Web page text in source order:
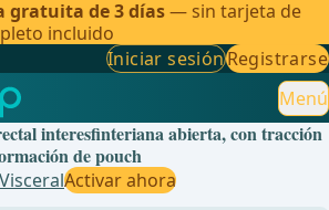
gratuita de 3 días— sin tarjeta de
incluido
✓
Iniciar sesiónRegistrarse
Menú
interesfinteriana abierta, con tracción
de pouch
Activar ahora